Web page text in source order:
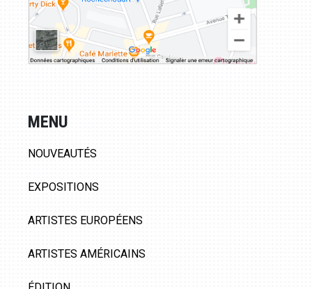
MENU
NOUVEAUTÉS
EXPOSITIONS
ARTISTES EUROPÉENS
ARTISTES AMÉRICAINS